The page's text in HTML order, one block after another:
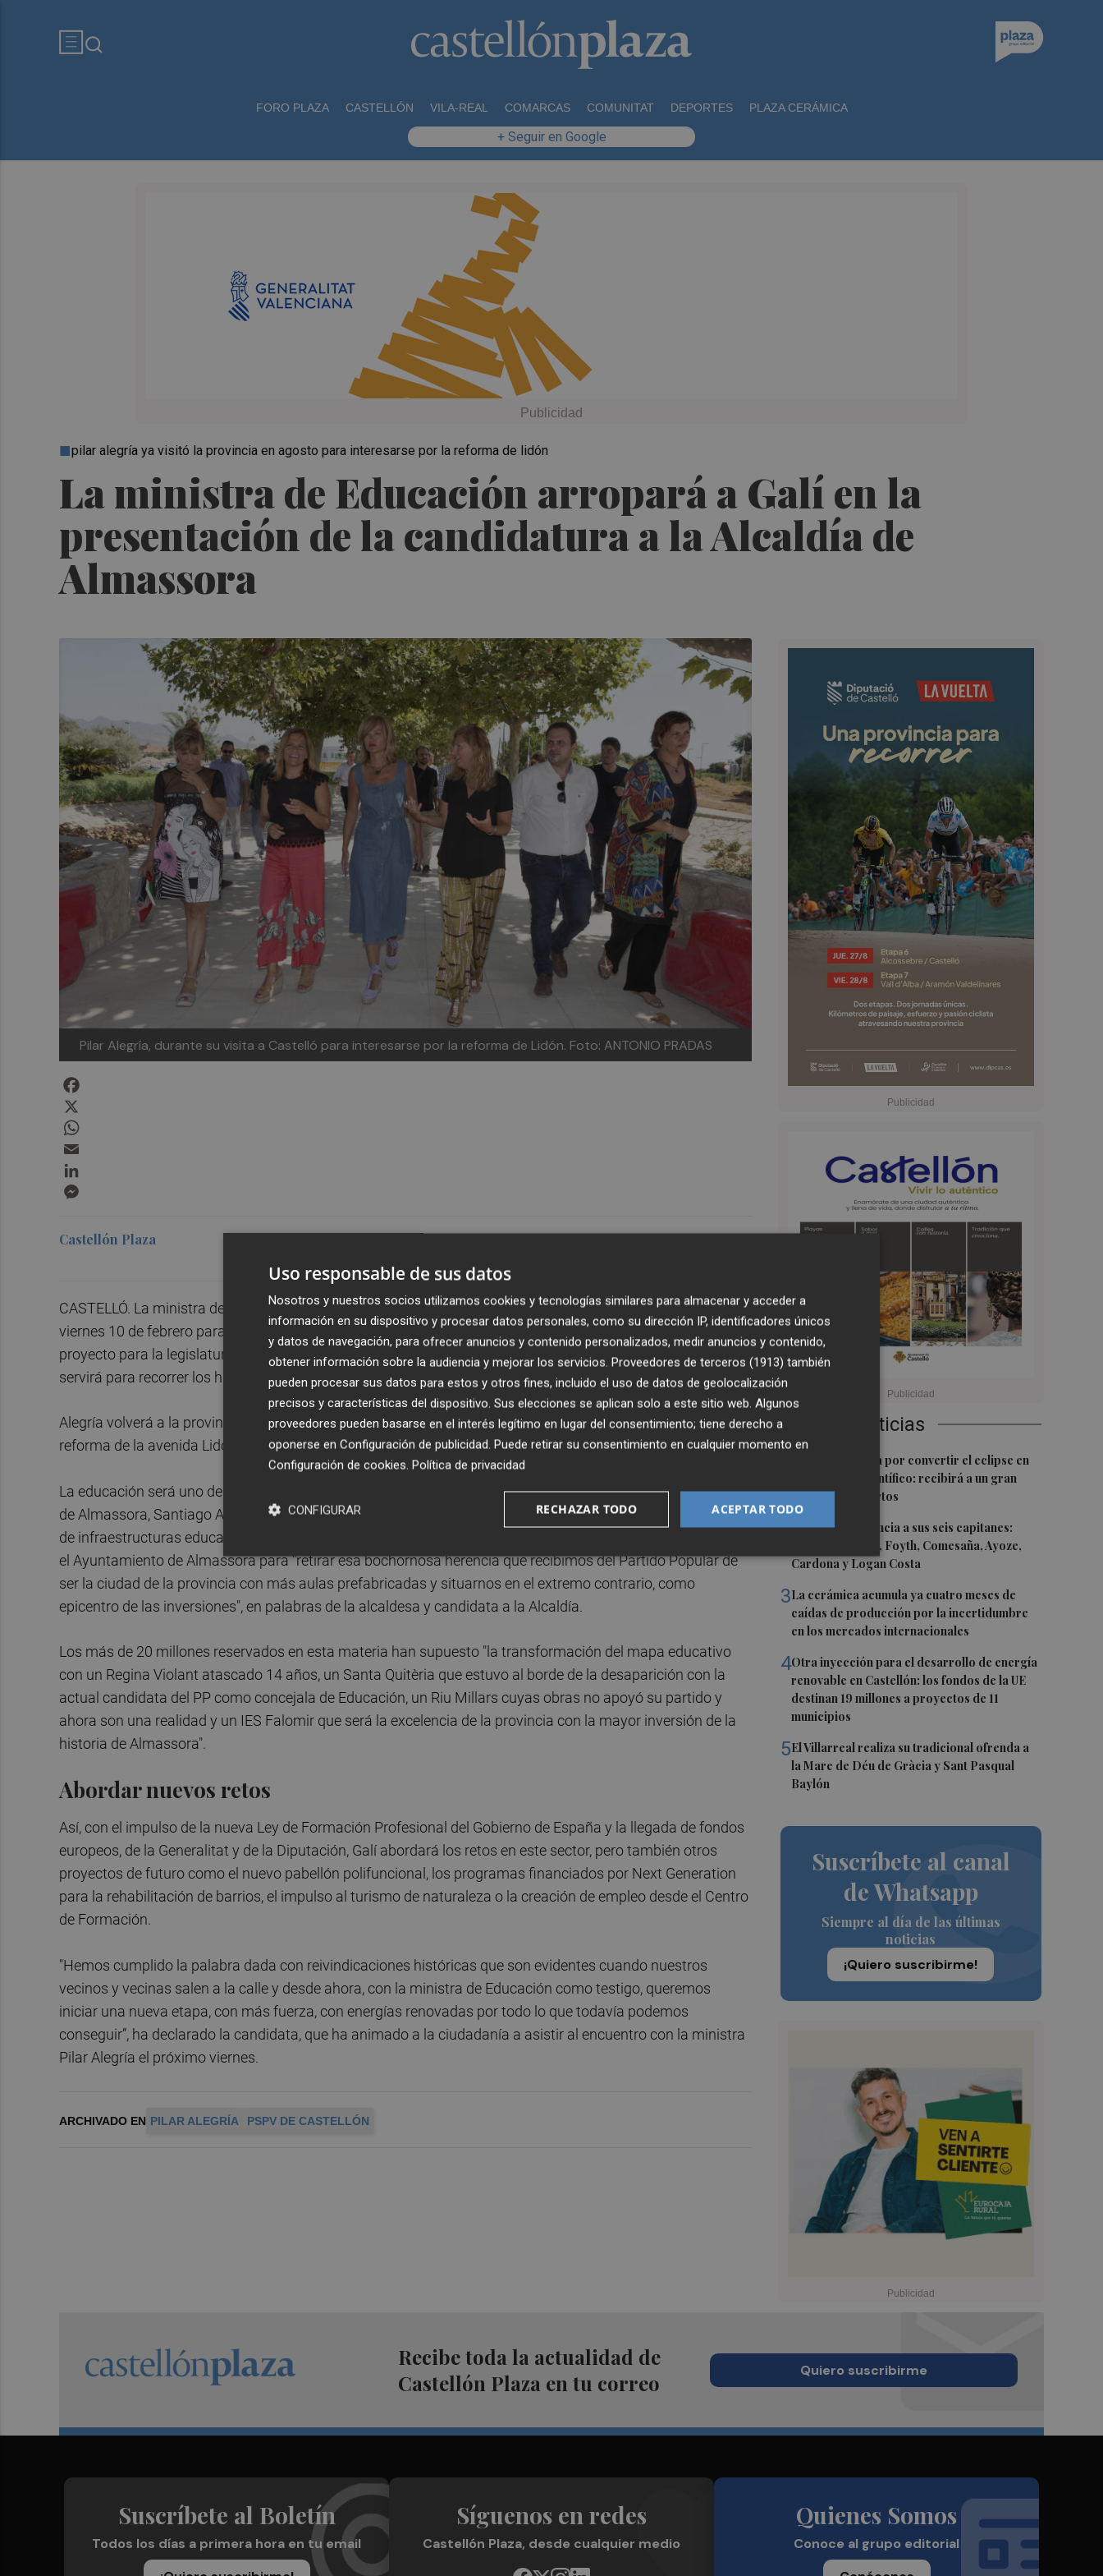
FORO PLAZA CASTELLÓN VILA-REAL COMARCAS COMUNITAT DEPORTES PLAZA CERÁMICA
+ Seguir en Google
La ministra de Educación arropará a Galí en la
presentación de la candidatura a la Alcaldía de
Almassora
pilar alegría ya visitó la provincia en agosto para interesarse por la reforma de lidón
Pilar Alegría, durante su visita a Castelló para interesarse por la reforma de Lidón. Foto: ANTONIO PRADAS
Últimas Noticias
Castelló apuesta por convertir el eclipse en
un referente científico: recibirá a un gran
equipo de expertos
2El Villarreal anuncia a sus seis capitanes:
Gerard Moreno, Foyth, Comesaña, Ayoze,
Cardona y Logan Costa
3La cerámica acumula ya cuatro meses de
caídas de producción por la incertidumbre
en los mercados internacionales
4Otra inyección para el desarrollo de energía
renovable en Castellón: los fondos de la UE
destinan 19 millones a proyectos de 11
municipios
5El Villarreal realiza su tradicional ofrenda a
la Mare de Déu de Gràcia y Sant Pasqual
Baylón
Suscríbete al canal
de Whatsapp
Siempre al día de las últimas
noticias
¡Quiero suscribirme!
Castellón Plaza
CASTELLÓ. La ministra de Educación y Formación Profesional,Pilar Alegría, visitará Almassora el próximo
viernes 10 de febrero para arropar a la candidata a la Alcaldía,Merche Galí, en la presentación oficial de su
proyecto para la legislatura 2023-2027. El acto tendrá lugar en la Casa de la Cultura a las 19.30 horas y
servirá para recorrer los hitos logrados por el ejecutivo local y conocer los retos para el nuevo periodo.
Alegría volverá a la provincia después de su viaje relámpago en agosto de 2022 para interesarse por la
reforma de la avenida Lidón, impulsada por el Ayuntamiento de Castelló con fondos europeos.
La educación será uno de los pilares de este encuentro moderado por el secretario general de los socialistas
de Almassora, Santiago Agustí. La ministra del ramo comprobará de primera mano los avances en materia
de infraestructuras educativas impulsados por el Gobierno de la Generalitat Valenciana en colaboración con
el Ayuntamiento de Almassora para "retirar esa bochornosa herencia que recibimos del Partido Popular de
ser la ciudad de la provincia con más aulas prefabricadas y situarnos en el extremo contrario, como
epicentro de las inversiones", en palabras de la alcaldesa y candidata a la Alcaldía.
Los más de 20 millones reservados en esta materia han supuesto "la transformación del mapa educativo
con un Regina Violant atascado 14 años, un Santa Quitèria que estuvo al borde de la desaparición con la
actual candidata del PP como concejala de Educación, un Riu Millars cuyas obras no apoyó su partido y
ahora son una realidad y un IES Falomir que será la excelencia de la provincia con la mayor inversión de la
historia de Almassora".
Abordar nuevos retos
Así, con el impulso de la nueva Ley de Formación Profesional del Gobierno de España y la llegada de fondos
europeos, de la Generalitat y de la Diputación, Galí abordará los retos en este sector, pero también otros
proyectos de futuro como el nuevo pabellón polifuncional, los programas financiados por Next Generation
para la rehabilitación de barrios, el impulso al turismo de naturaleza o la creación de empleo desde el Centro
de Formación.
"Hemos cumplido la palabra dada con reivindicaciones históricas que son evidentes cuando nuestros
vecinos y vecinas salen a la calle y desde ahora, con la ministra de Educación como testigo, queremos
iniciar una nueva etapa, con más fuerza, con energías renovadas por todo lo que todavía podemos
conseguir”, ha declarado la candidata, que ha animado a la ciudadanía a asistir al encuentro con la ministra
Pilar Alegría el próximo viernes.
ARCHIVADO EN PILAR ALEGRÍA PSPV DE CASTELLÓN
Recibe toda la actualidad de
Castellón Plaza en tu correo
Quiero suscribirme
Suscríbete al Boletín
Todos los días a primera hora en tu email
Síguenos en redes
Castellón Plaza, desde cualquier medio
Quienes Somos
Conoce al grupo editorial
Uso responsable de sus datos
Nosotros y nuestros socios utilizamos cookies y tecnologías similares para almacenar y acceder a
información en su dispositivo y procesar datos personales, como su dirección IP, identificadores únicos
y datos de navegación, para ofrecer anuncios y contenido personalizados, medir anuncios y contenido,
obtener información sobre la audiencia y mejorar los servicios. Proveedores de terceros (1913) también
pueden procesar sus datos para estos y otros fines, incluido el uso de datos de geolocalización
precisos y características del dispositivo. Sus elecciones se aplican solo a este sitio web. Algunos
proveedores pueden basarse en el interés legítimo en lugar del consentimiento; tiene derecho a
oponerse en Configuración de publicidad. Puede retirar su consentimiento en cualquier momento en
Configuración de cookies. Política de privacidad
ACEPTAR TODO
RECHAZAR TODO
CONFIGURAR